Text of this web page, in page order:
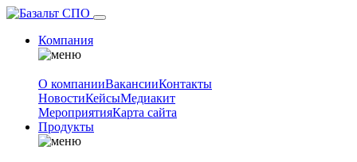
Компания
О компанииВакансииКонтакты
НовостиКейсыМедиакит
МероприятияКарта сайта
Продукты